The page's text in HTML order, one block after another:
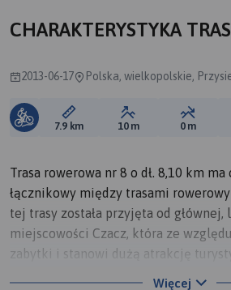
CHARAKTERYSTYKA
2013-06-17 Polska, wielkopolskie,
Długość trasy:
7.9 km Suma przewyższeń:
10 m Suma
0 m
Trasa rowerowa nr 8 o dł. 8,10 km
łącznikowy między trasami
tej trasy została przyjęta od
miejscowości Czacz, która ze
zabytki i stanowi dużą atrakcję
Więcej